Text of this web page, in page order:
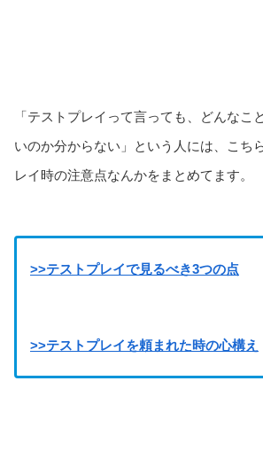
「テストプレイって言っても、どんなこ
いのか分からない」という人には、こち
レイ時の注意点なんかをまとめてます。
>>テストプレイで見るべき3つの点
>>テストプレイを頼まれた時の心構え